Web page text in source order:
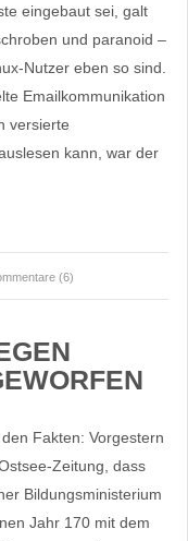
eingebaut sei, galt
und paranoid –
Nutzer eben so sind.
Emailkommunikation
versierte
kann, war der
(6)
Fakten: Vorgestern
Zeitung, dass
Bildungsministerium
Jahr 170 mit dem